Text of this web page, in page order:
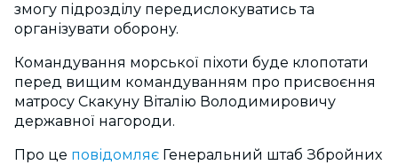
змогу підрозділу передислокуватись та
організувати оборону.
Командування морської піхоти буде клопотати
перед вищим командуванням про присвоєння
матросу Скакуну Віталію Володимировичу
державної нагороди.
Про це повідомляє Генеральний штаб Збройних